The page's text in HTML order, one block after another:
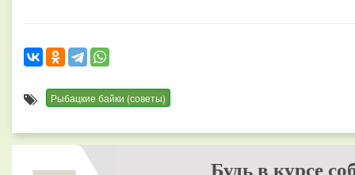
Рыбацкие байки (советы)
Будь в курсе